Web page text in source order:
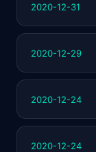
2020-12-31
2020-12-29
2020-12-24
2020-12-24